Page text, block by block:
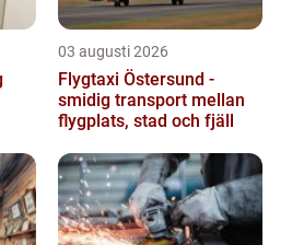
03 augusti 2026
Flygtaxi Östersund -
smidig transport mellan
flygplats, stad och fjäll